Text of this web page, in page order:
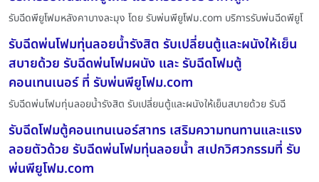
รับฉีดพียูโฟมหลังคาบางละมุง โดย รับพ่นพียูโฟม.com บริการรับพ่นฉีดพียูโ
รับฉีดพ่นโฟมทุ่นลอยน้ำรังสิต รับเปลี่ยนตู้และผนังให้เย็น
สบายด้วย รับฉีดพ่นโฟมผนัง และ รับฉีดโฟมตู้
คอนเทนเนอร์ ที่ รับพ่นพียูโฟม.com
รับฉีดพ่นโฟมทุ่นลอยน้ำรังสิต รับเปลี่ยนตู้และผนังให้เย็นสบายด้วย รับฉี
รับฉีดโฟมตู้คอนเทนเนอร์สาทร เสริมความทนทานและแรง
ลอยตัวด้วย รับฉีดพ่นโฟมทุ่นลอยน้ำ สเปกวิศวกรรมที่ รับ
พ่นพียูโฟม.com